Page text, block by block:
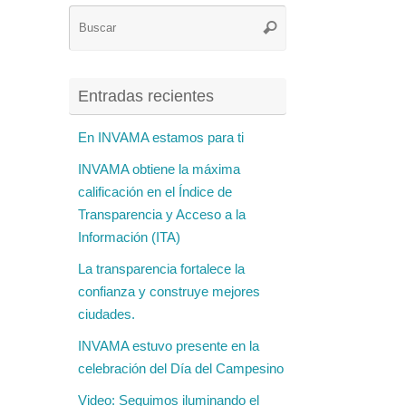
Buscar
Entradas recientes
En INVAMA estamos para ti
INVAMA obtiene la máxima
calificación en el Índice de
Transparencia y Acceso a la
Información (ITA)
La transparencia fortalece la
confianza y construye mejores
ciudades.
INVAMA estuvo presente en la
celebración del Día del Campesino
Video: Seguimos iluminando el